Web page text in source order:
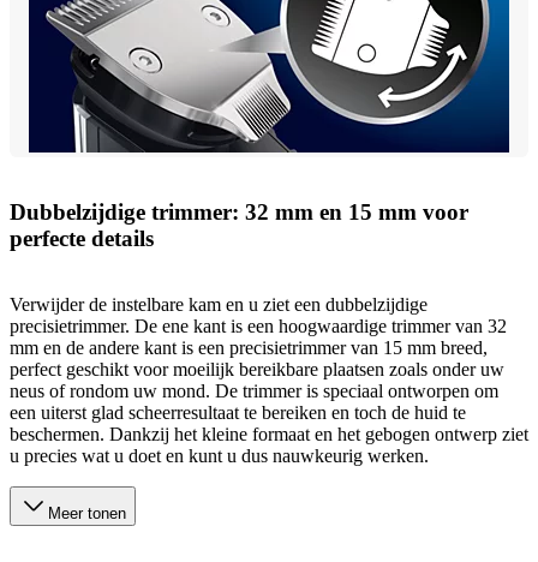
Dubbelzijdige trimmer: 32 mm en 15 mm voor
perfecte details
Verwijder de instelbare kam en u ziet een dubbelzijdige
precisietrimmer. De ene kant is een hoogwaardige trimmer van 32
mm en de andere kant is een precisietrimmer van 15 mm breed,
perfect geschikt voor moeilijk bereikbare plaatsen zoals onder uw
neus of rondom uw mond. De trimmer is speciaal ontworpen om
een uiterst glad scheerresultaat te bereiken en toch de huid te
beschermen. Dankzij het kleine formaat en het gebogen ontwerp ziet
u precies wat u doet en kunt u dus nauwkeurig werken.
Meer tonen